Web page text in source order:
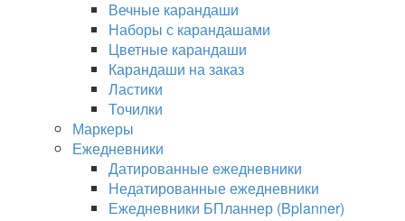
Вечные карандаши
Наборы с карандашами
Цветные карандаши
Карандаши на заказ
Ластики
Точилки
Маркеры
Ежедневники
Датированные ежедневники
Недатированные ежедневники
Ежедневники БПланнер (Bplanner)